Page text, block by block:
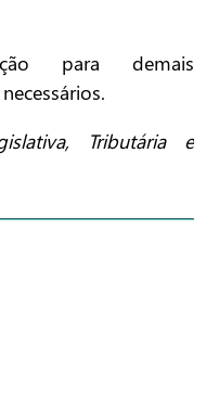
para demais
Tributária e